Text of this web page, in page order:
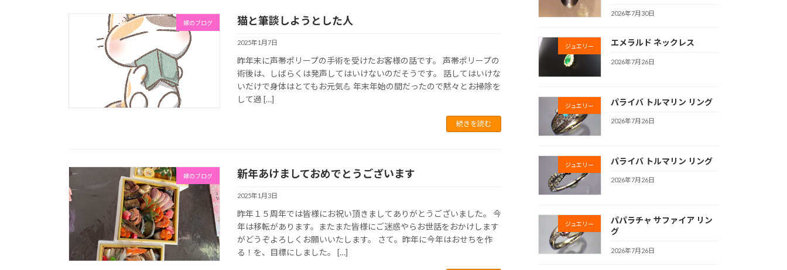
嫁のブログ 猫と筆談しようとした人
2025年1月7日
昨年末に声帯ポリープの手術を受けたお客様の話です。 声帯ポリープの
術後は、しばらくは発声してはいけないのだそうです。 話してはいけな
いだけで身体はとてもお元気💪 年末年始の間だったので黙々とお掃除を
して過 […]
続きを読む
嫁のブログ 新年あけましておめでとうございます
2025年1月3日
昨年１５周年では皆様にお祝い頂きましてありがとうございました。 今
年は移転があります。またまた皆様にご迷惑やらお世話をおかけします
がどうぞよろしくお願いいたします。 さて。昨年に今年はおせちを作
る！を、目標にしました。 […]
2026年7月30日
ジュエリー エメラルド ネックレス
2026年7月26日
ジュエリー パライバ トルマリン リング
2026年7月26日
ジュエリー パライバ トルマリン リング
2026年7月26日
ジュエリー
パパラチャ サファイア リン
グ
2026年7月26日